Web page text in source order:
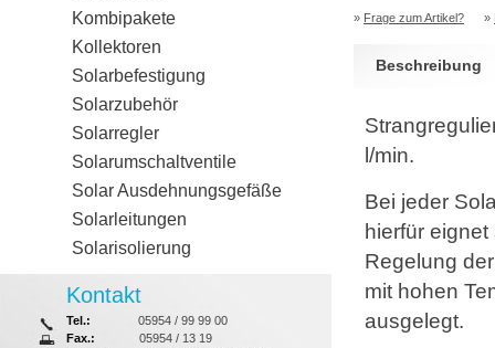
» Frage zum Artikel? »
Beschreibung
l/min.
Bei jeder
hierfür
Regelung
mit hohen
ausgelegt.
Kombipakete
Kollektoren
Solarbefestigung
Solarzubehör
Solarregler
Solarumschaltventile
Solar Ausdehnungsgefäße
Solarleitungen
Solarisolierung
Kontakt
Tel.:
05954 / 99 99 00
Fax.:
05954 / 13 19